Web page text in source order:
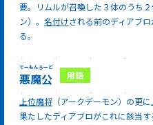
要。リムルが召喚した３体のうち
ン）。 名付けされる前のディアブロ
る。
悪魔公
でーもんろーど
上位魔将（アークデーモン）の更に
果たしたディアブロがこれに該当す